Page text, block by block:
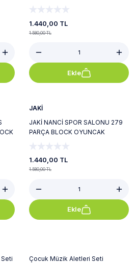
1.440,00 TL
1.580,00 TL
Ekle
Yeni
JAKİ
JAKİ NANCİ SPOR SALONU 279
PARÇA BLOCK OYUNCAK
1.440,00 TL
1.580,00 TL
Ekle
Çocuk Müzik Aletleri Seti